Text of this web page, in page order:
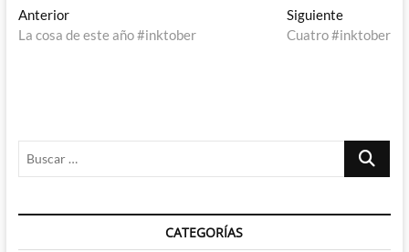
Navegación
de
AnteriorEntrada
anterior:
La cosa de este año #inktober
SiguienteEntrada
siguiente:
Cuatro #inktober
Buscar
CATEGORÍAS